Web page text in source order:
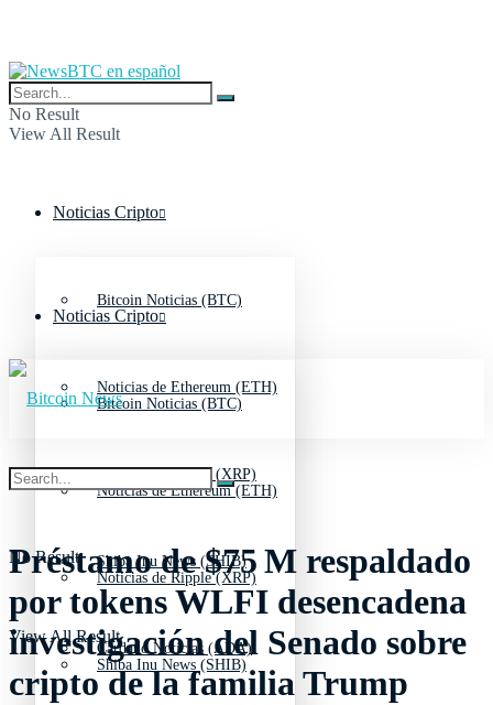
No Result
View All Result
Noticias Cripto
Bitcoin Noticias (BTC)
Noticias de Ethereum (ETH)
Noticias de Ripple (XRP)
Shiba Inu News (SHIB)
Cardano Noticias (ADA)
Noticias Cripto
Bitcoin Noticias (BTC)
Noticias de Ethereum (ETH)
Noticias de Ripple (XRP)
Shiba Inu News (SHIB)
No Result
View All Result
Préstamo de $75 M respaldado
por tokens WLFI desencadena
investigación del Senado sobre
cripto de la familia Trump